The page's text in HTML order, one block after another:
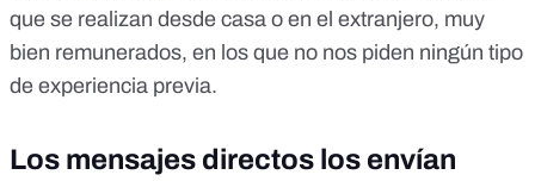
que se realizan desde casa o en el extranjero, muy
bien remunerados, en los que no nos piden ningún tipo
de experiencia previa.
Los mensajes directos los envían